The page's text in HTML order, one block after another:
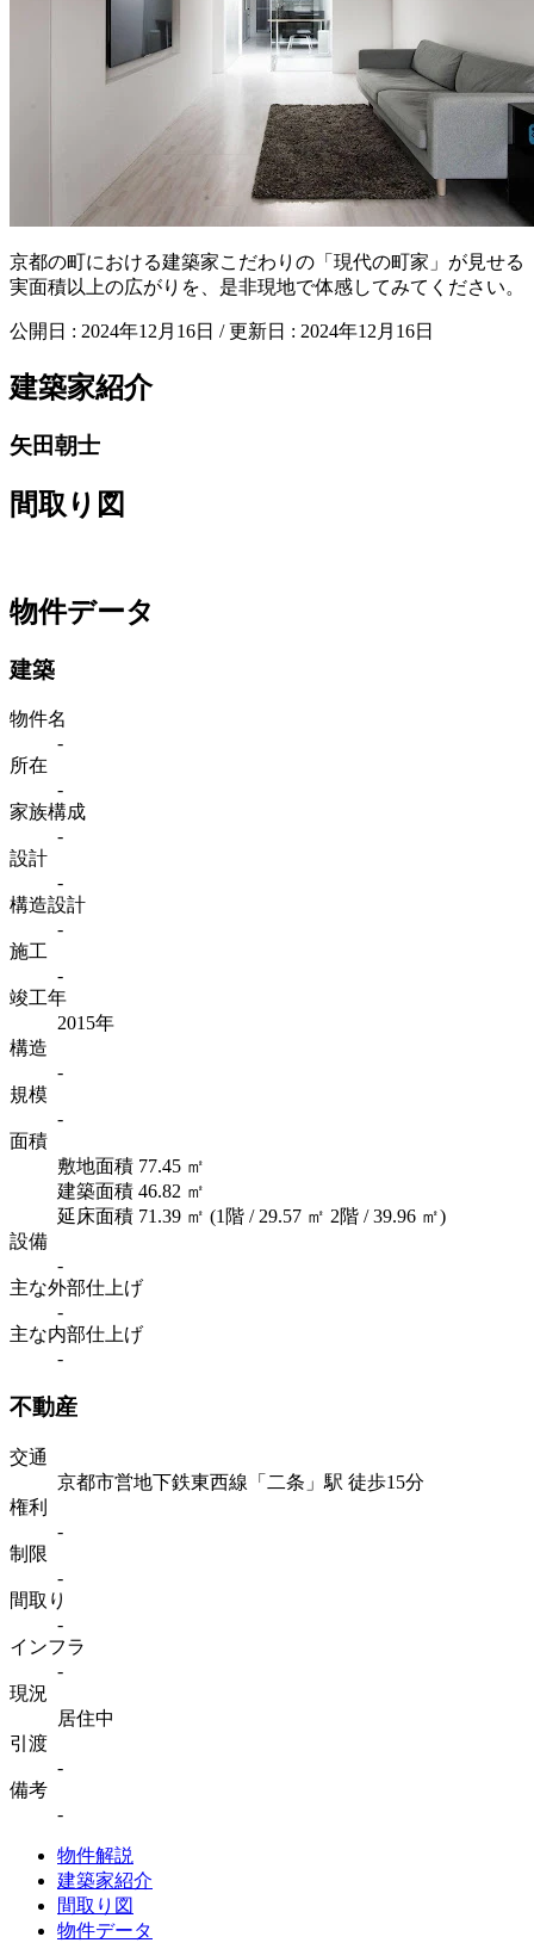
京都の町における建築家こだわりの「現代の町家」が⾒せる
実⾯積以上の広がりを、是⾮現地で体感してみてください。
公開日 : 2024年12月16日 / 更新日 : 2024年12月16日
建築家紹介
矢田朝士
間取り図
物件データ
建築
物件名
-
所在
-
家族構成
-
設計
-
構造設計
-
施工
-
竣工年
2015年
構造
-
規模
-
面積
敷地面積 77.45 ㎡
建築面積 46.82 ㎡
延床面積 71.39 ㎡ (1階 / 29.57 ㎡ 2階 / 39.96 ㎡)
設備
-
主な外部仕上げ
-
主な内部仕上げ
-
不動産
交通
京都市営地下鉄東⻄線「⼆条」駅 徒歩15分
権利
-
制限
-
間取り
-
インフラ
-
現況
居住中
引渡
-
備考
-
物件解説
建築家紹介
間取り図
物件データ